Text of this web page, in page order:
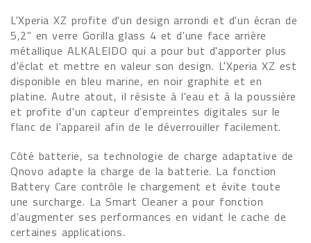
L'Xperia XZ profite d'un design arrondi et d'un écran de
5,2" en verre Gorilla glass 4 et d'une face arrière
métallique ALKALEIDO qui a pour but d'apporter plus
d'éclat et mettre en valeur son design. L'Xperia XZ est
disponible en bleu marine, en noir graphite et en
platine. Autre atout, il résiste à l'eau et à la poussière
et profite d'un capteur d'empreintes digitales sur le
flanc de l'appareil afin de le déverrouiller facilement.
Côté batterie, sa technologie de charge adaptative de
Qnovo adapte la charge de la batterie. La fonction
Battery Care contrôle le chargement et évite toute
une surcharge. La Smart Cleaner a pour fonction
d'augmenter ses performances en vidant le cache de
certaines applications.